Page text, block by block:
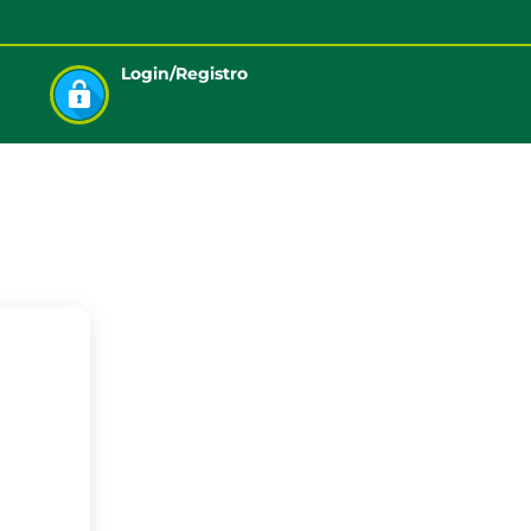
Login/Registro